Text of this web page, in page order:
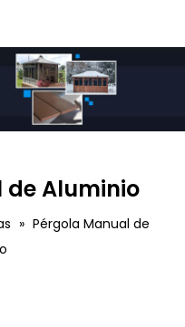
de Aluminio
» Pérgola Manual de